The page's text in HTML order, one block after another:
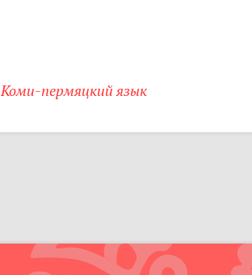
Коми-пермяцкий язык